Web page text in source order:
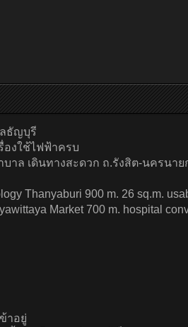
ธัญบุรี
องใช้ไฟฟ้าครบ
าล เดินทางสะดวก ถ.รังสิต-นครนาย
Thanyaburi 900 m. 26 sq.m.
Market 700 m. hospital
าอยู่